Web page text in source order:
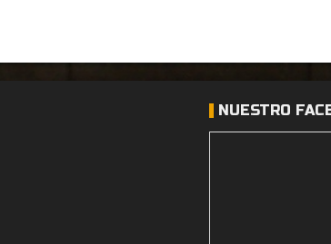
NUESTRO